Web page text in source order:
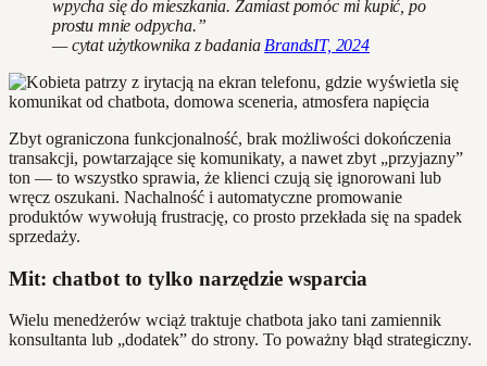
wpycha się do mieszkania. Zamiast pomóc mi kupić, po
prostu mnie odpycha.”
— cytat użytkownika z badania BrandsIT, 2024
Zbyt ograniczona funkcjonalność, brak możliwości dokończenia
transakcji, powtarzające się komunikaty, a nawet zbyt „przyjazny”
ton — to wszystko sprawia, że klienci czują się ignorowani lub
wręcz oszukani. Nachalność i automatyczne promowanie
produktów wywołują frustrację, co prosto przekłada się na spadek
sprzedaży.
Mit: chatbot to tylko narzędzie wsparcia
Wielu menedżerów wciąż traktuje chatbota jako tani zamiennik
konsultanta lub „dodatek” do strony. To poważny błąd strategiczny.